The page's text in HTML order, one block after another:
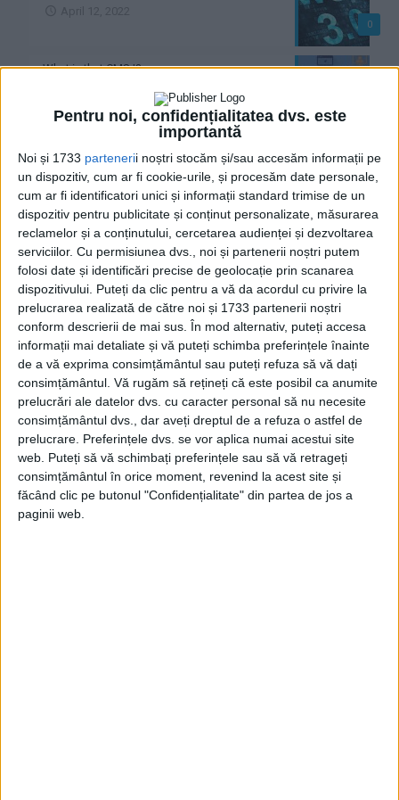
Pentru noi, confidențialitatea dvs. este
importantă
Noi și 1733 partenerii noștri stocăm și/sau accesăm informații pe
un dispozitiv, cum ar fi cookie-urile, și procesăm date personale,
cum ar fi identificatori unici și informații standard trimise de un
dispozitiv pentru publicitate și conținut personalizate, măsurarea
reclamelor și a conținutului, cercetarea audienței și dezvoltarea
serviciilor. Cu permisiunea dvs., noi și partenerii noștri putem
folosi date și identificări precise de geolocație prin scanarea
dispozitivului. Puteți da clic pentru a vă da acordul cu privire la
prelucrarea realizată de către noi și 1733 partenerii noștri
conform descrierii de mai sus. În mod alternativ, puteți accesa
informații mai detaliate și vă puteți schimba preferințele înainte
de a vă exprima consimțământul sau puteți refuza să vă dați
consimțământul. Vă rugăm să rețineți că este posibil ca anumite
prelucrări ale datelor dvs. cu caracter personal să nu necesite
consimțământul dvs., dar aveți dreptul de a refuza o astfel de
prelucrare. Preferințele dvs. se vor aplica numai acestui site
web. Puteți să vă schimbați preferințele sau să vă retrageți
consimțământul în orice moment, revenind la acest site și
făcând clic pe butonul "Confidențialitate" din partea de jos a
paginii web.
0
What is that CMS !?
0
30 January 2020
What's the frontend !?
28 January 2020
0
What is a backend !?
28 January 2020
What is a framework !?
What is an API (Application Programming
Interface) !?
24 January 2020